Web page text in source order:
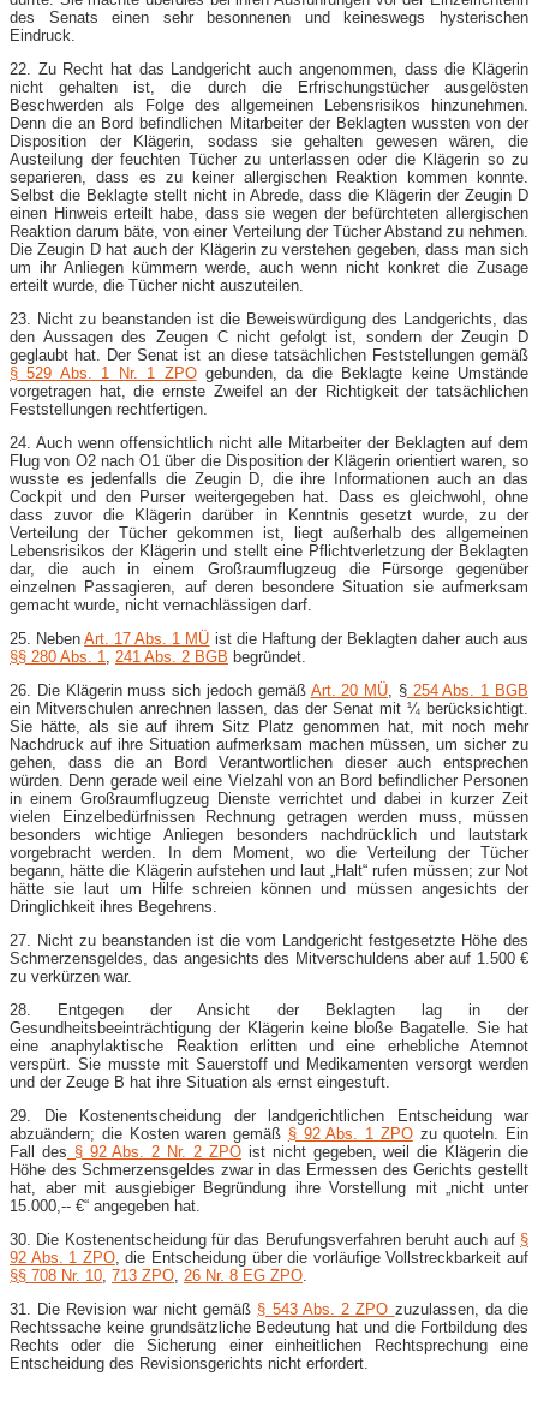
des Senats einen sehr besonnenen und keineswegs hysterischen
Eindruck.
22. Zu Recht hat das Landgericht auch angenommen, dass die Klägerin
nicht gehalten ist, die durch die Erfrischungstücher ausgelösten
Beschwerden als Folge des allgemeinen Lebensrisikos hinzunehmen.
Denn die an Bord befindlichen Mitarbeiter der Beklagten wussten von der
Disposition der Klägerin, sodass sie gehalten gewesen wären, die
Austeilung der feuchten Tücher zu unterlassen oder die Klägerin so zu
separieren, dass es zu keiner allergischen Reaktion kommen konnte.
Selbst die Beklagte stellt nicht in Abrede, dass die Klägerin der Zeugin D
einen Hinweis erteilt habe, dass sie wegen der befürchteten allergischen
Reaktion darum bäte, von einer Verteilung der Tücher Abstand zu nehmen.
Die Zeugin D hat auch der Klägerin zu verstehen gegeben, dass man sich
um ihr Anliegen kümmern werde, auch wenn nicht konkret die Zusage
erteilt wurde, die Tücher nicht auszuteilen.
23. Nicht zu beanstanden ist die Beweiswürdigung des Landgerichts, das
den Aussagen des Zeugen C nicht gefolgt ist, sondern der Zeugin D
geglaubt hat. Der Senat ist an diese tatsächlichen Feststellungen gemäß
§ 529 Abs. 1 Nr. 1 ZPOgebunden, da die Beklagte keine Umstände
vorgetragen hat, die ernste Zweifel an der Richtigkeit der tatsächlichen
Feststellungen rechtfertigen.
24. Auch wenn offensichtlich nicht alle Mitarbeiter der Beklagten auf dem
Flug von O2 nach O1 über die Disposition der Klägerin orientiert waren, so
wusste es jedenfalls die Zeugin D, die ihre Informationen auch an das
Cockpit und den Purser weitergegeben hat. Dass es gleichwohl, ohne
dass zuvor die Klägerin darüber in Kenntnis gesetzt wurde, zu der
Verteilung der Tücher gekommen ist, liegt außerhalb des allgemeinen
Lebensrisikos der Klägerin und stellt eine Pflichtverletzung der Beklagten
dar, die auch in einem Großraumflugzeug die Fürsorge gegenüber
einzelnen Passagieren, auf deren besondere Situation sie aufmerksam
gemacht wurde, nicht vernachlässigen darf.
25. NebenArt. 17 Abs. 1 MÜ ist die Haftung der Beklagten daher auch aus
§§ 280 Abs. 1
241 Abs. 2 BGB begründet.
26. Die Klägerin muss sich jedoch gemäß Art. 20 MÜ , §254 Abs. 1 BGB
ein Mitverschulen anrechnen lassen, das der Senat mit ¼ berücksichtigt.
Sie hätte, als sie auf ihrem Sitz Platz genommen hat, mit noch mehr
Nachdruck auf ihre Situation aufmerksam machen müssen, um sicher zu
gehen, dass die an Bord Verantwortlichen dieser auch entsprechen
würden. Denn gerade weil eine Vielzahl von an Bord befindlicher Personen
in einem Großraumflugzeug Dienste verrichtet und dabei in kurzer Zeit
vielen Einzelbedürfnissen Rechnung getragen werden muss, müssen
besonders wichtige Anliegen besonders nachdrücklich und lautstark
vorgebracht werden. In dem Moment, wo die Verteilung der Tücher
begann, hätte die Klägerin aufstehen und laut „Halt“ rufen müssen; zur Not
hätte sie laut um Hilfe schreien können und müssen angesichts der
Dringlichkeit ihres Begehrens.
27. Nicht zu beanstanden ist die vom Landgericht festgesetzte Höhe des
Schmerzensgeldes, das angesichts des Mitverschuldens aber auf 1.500 €
zu verkürzen war.
28. Entgegen der Ansicht der Beklagten lag in der
Gesundheitsbeeinträchtigung der Klägerin keine bloße Bagatelle. Sie hat
eine anaphylaktische Reaktion erlitten und eine erhebliche Atemnot
verspürt. Sie musste mit Sauerstoff und Medikamenten versorgt werden
und der Zeuge B hat ihre Situation als ernst eingestuft.
29. Die Kostenentscheidung der landgerichtlichen Entscheidung war
abzuändern; die Kosten waren gemäß § 92 Abs. 1 ZPOzu quoteln. Ein
Fall des § 92 Abs. 2 Nr. 2 ZPOist nicht gegeben, weil die Klägerin die
Höhe des Schmerzensgeldes zwar in das Ermessen des Gerichts gestellt
hat, aber mit ausgiebiger Begründung ihre Vorstellung mit „nicht unter
15.000,-​- €“ angegeben hat.
30. Die Kostenentscheidung für das Berufungsverfahren beruht auch auf §
92 Abs. 1 ZPO, die Entscheidung über die vorläufige Vollstreckbarkeit auf
§§ 708 Nr. 10 713 ZPO 26 Nr. 8 EG ZPO
31. Die Revision war nicht gemäß § 543 Abs. 2 ZPO zuzulassen, da die
Rechtssache keine grundsätzliche Bedeutung hat und die Fortbildung des
Rechts oder die Sicherung einer einheitlichen Rechtsprechung eine
Entscheidung des Revisionsgerichts nicht erfordert.